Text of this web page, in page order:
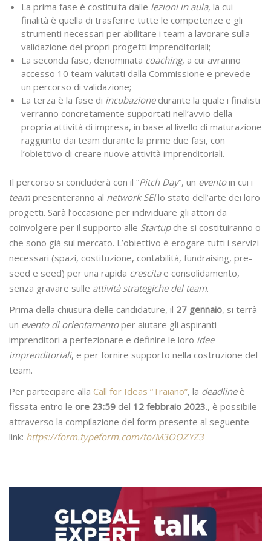
La prima fase è costituita dalle lezioni in aula, la cui
finalità è quella di trasferire tutte le competenze e gli
strumenti necessari per abilitare i team a lavorare sulla
validazione dei propri progetti imprenditoriali;
La seconda fase, denominata coaching, a cui avranno
accesso 10 team valutati dalla Commissione e prevede
un percorso di validazione;
La terza è la fase di incubazionedurante la quale i finalisti
verranno concretamente supportati nell’avvio della
propria attività di impresa, in base al livello di maturazione
raggiunto dai team durante la prime due fasi, con
l’obiettivo di creare nuove attività imprenditoriali.
Il percorso si concluderà con il “Pitch Day“, un eventoin cui i
team presenteranno al network SEIlo stato dell’arte dei loro
progetti. Sarà l’occasione per individuare gli attori da
coinvolgere per il supporto alle Startupche si costituiranno o
che sono già sul mercato. L’obiettivo è erogare tutti i servizi
necessari (spazi, costituzione, contabilità, fundraising, pre-
seed e seed) per una rapida crescita e consolidamento,
senza gravare sulle attività strategiche del team.
Prima della chiusura delle candidature, il 27 gennaio, si terrà
un evento di orientamentoper aiutare gli aspiranti
imprenditori a perfezionare e definire le loro idee
imprenditoriali, e per fornire supporto nella costruzione del
team.
Per partecipare alla Call for Ideas “Traiano”, la deadline è
fissata entro le ore 23:59 del 12 febbraio 2023., è possibile
attraverso la compilazione del form presente al seguente
link: https://form.typeform.com/to/M3OOZYZ3